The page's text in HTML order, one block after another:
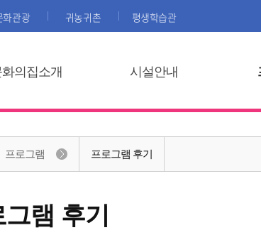
화관광 귀농귀촌 평생학습관
의집소개 시설안내
그램 후기
프로그램 프로그램 후기